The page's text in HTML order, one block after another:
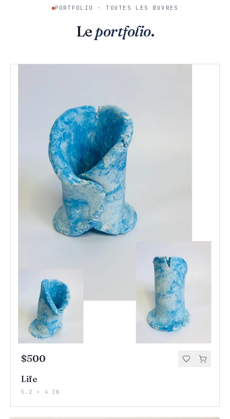
PORTFOLIO · TOUTES LES ŒUVRES
Le portfolio.
$500
Life
5.2 × 4 IN